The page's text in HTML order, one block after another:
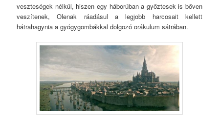
veszteségek nélkül, hiszen egy háborúban a győztesek is bőven
veszítenek, Olenak ráadásul a legjobb harcosait kellett
hátrahagynia a gyógygombákkal dolgozó orákulum sátrában.